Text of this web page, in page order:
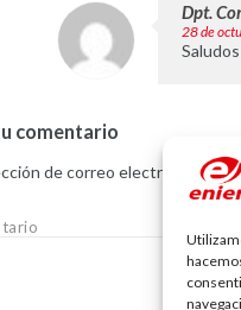
Dpt.
28 de
Saludos
comentario
de correo electrónico no